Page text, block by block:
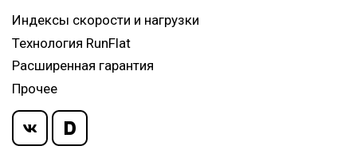
Индексы скорости и нагрузки
Технология RunFlat
Расширенная гарантия
Прочее